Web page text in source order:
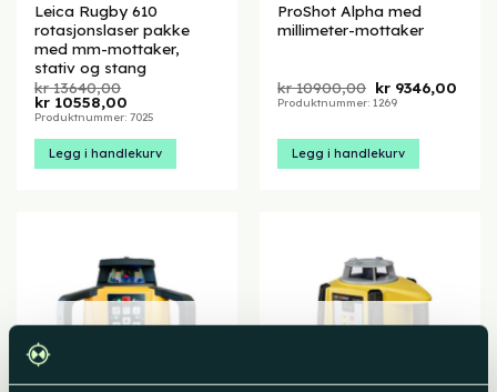
Leica Rugby 610
rotasjonslaser pakke
med mm-mottaker,
stativ og stang
kr13640,00
Opprinnelig
pris
kr 13640,00.
kr 10558,00
pris
kr 10558,00.
Produktnummer: 7025
Legg i handlekurv
ProShot Alpha med
millimeter-mottaker
kr10900,00 Opprinnelig
pris
kr 9346,00
Produktnummer: 1269
Legg i handlekurv